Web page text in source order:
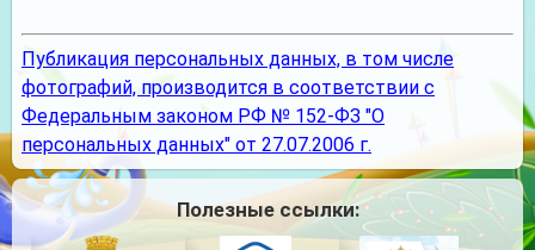
Публикация персональных данных, в том числе
фотографий, производится в соответствии с
Федеральным законом РФ № 152-ФЗ "О
персональных данных" от 27.07.2006 г.
Полезные ссылки: